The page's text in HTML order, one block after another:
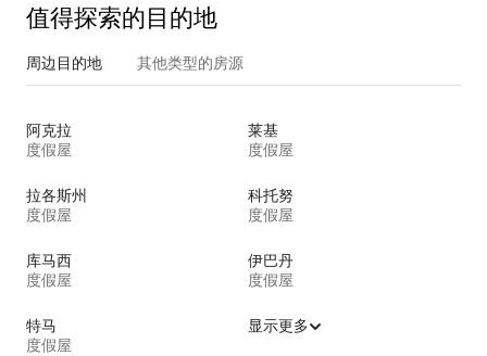
值得探索的目的地
周边目的地 其他类型的房源
阿克拉
度假屋
莱基
度假屋
拉各斯州
度假屋
科托努
度假屋
库马西
度假屋
伊巴丹
度假屋
特马
度假屋
显示更多